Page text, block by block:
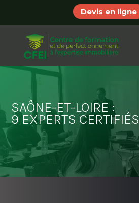
Devis en ligne
SAÔNE-ET-LOIRE :
9 EXPERTS CERTIFIÉS